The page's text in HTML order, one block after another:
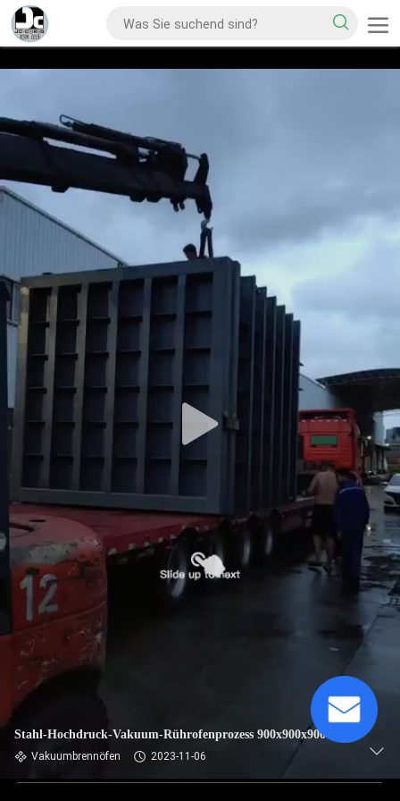
Stahl-Hochdruck-Vakuum-Rührofenprozess 900x900x900
Vakuumbrennöfen 2023-11-06